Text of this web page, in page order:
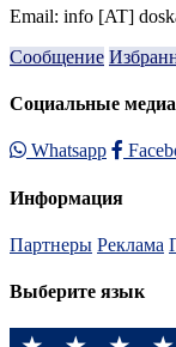
Email: info [AT]
Сообщение
Социальные медиа
Whatsapp
Информация
Партнеры Реклама
Выберите язык